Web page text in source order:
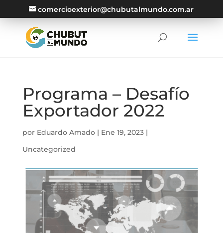
comercioexterior@chubutalmundo.com.ar
Programa – Desafío
Exportador 2022
por Eduardo Amado| Ene 19, 2023|
Uncategorized